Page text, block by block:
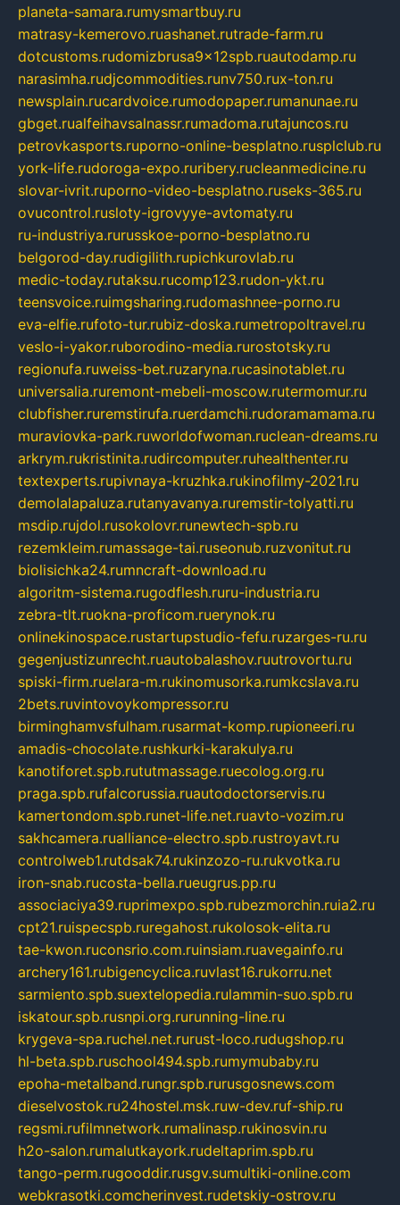
planeta-samara.rumysmartbuy.ru
matrasy-kemerovo.ruashanet.rutrade-farm.ru
dotcustoms.rudomizbrusa9x12spb.ruautodamp.ru
narasimha.rudjcommodities.runv750.rux-ton.ru
newsplain.rucardvoice.rumodopaper.rumanunae.ru
gbget.rualfeihavsalnassr.rumadoma.rutajuncos.ru
petrovkasports.ruporno-online-besplatno.rusplclub.ru
york-life.rudoroga-expo.ruribery.rucleanmedicine.ru
slovar-ivrit.ruporno-video-besplatno.ruseks-365.ru
ovucontrol.rusloty-igrovyye-avtomaty.ru
ru-industriya.rurusskoe-porno-besplatno.ru
belgorod-day.rudigilith.rupichkurovlab.ru
medic-today.rutaksu.rucomp123.rudon-ykt.ru
teensvoice.ruimgsharing.rudomashnee-porno.ru
eva-elfie.rufoto-tur.rubiz-doska.rumetropoltravel.ru
veslo-i-yakor.ruborodino-media.rurostotsky.ru
regionufa.ruweiss-bet.ruzaryna.rucasinotablet.ru
universalia.ruremont-mebeli-moscow.rutermomur.ru
clubfisher.ruremstirufa.ruerdamchi.rudoramamama.ru
muraviovka-park.ruworldofwoman.ruclean-dreams.ru
arkrym.rukristinita.rudircomputer.ruhealthenter.ru
textexperts.rupivnaya-kruzhka.rukinofilmy-2021.ru
demolalapaluza.rutanyavanya.ruremstir-tolyatti.ru
msdip.rujdol.rusokolovr.runewtech-spb.ru
rezemkleim.rumassage-tai.ruseonub.ruzvonitut.ru
biolisichka24.rumncraft-download.ru
algoritm-sistema.rugodflesh.ruru-industria.ru
zebra-tlt.ruokna-proficom.ruerynok.ru
onlinekinospace.rustartupstudio-fefu.ruzarges-ru.ru
gegenjustizunrecht.ruautobalashov.ruutrovortu.ru
spiski-firm.ruelara-m.rukinomusorka.rumkcslava.ru
2bets.ruvintovoykompressor.ru
birminghamvsfulham.rusarmat-komp.rupioneeri.ru
amadis-chocolate.rushkurki-karakulya.ru
kanotiforet.spb.rututmassage.ruecolog.org.ru
praga.spb.rufalcorussia.ruautodoctorservis.ru
kamertondom.spb.runet-life.net.ruavto-vozim.ru
sakhcamera.rualliance-electro.spb.rustroyavt.ru
controlweb1.rutdsak74.rukinzozo-ru.rukvotka.ru
iron-snab.rucosta-bella.rueugrus.pp.ru
associaciya39.ruprimexpo.spb.rubezmorchin.ruia2.ru
cpt21.ruispecspb.ruregahost.rukolosok-elita.ru
tae-kwon.ruconsrio.com.ruinsiam.ruavegainfo.ru
archery161.rubigencyclica.ruvlast16.rukorru.net
sarmiento.spb.suextelopedia.rulammin-suo.spb.ru
iskatour.spb.rusnpi.org.rurunning-line.ru
krygeva-spa.ruchel.net.rurust-loco.rudugshop.ru
hl-beta.spb.ruschool494.spb.rumymubaby.ru
epoha-metalband.rungr.spb.rurusgosnews.com
dieselvostok.ru24hostel.msk.ruw-dev.ruf-ship.ru
regsmi.rufilmnetwork.rumalinasp.rukinosvin.ru
h2o-salon.rumalutkayork.rudeltaprim.spb.ru
tango-perm.rugooddir.rusgv.sumultiki-online.com
webkrasotki.comcherinvest.rudetskiy-ostrov.ru